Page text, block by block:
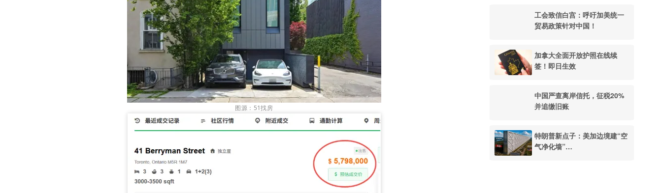
图源：51找房
工会致信白宫：呼吁加美统一
贸易政策针对中国！
加拿大全面开放护照在线续
签！即日生效
中国严查离岸信托，征税20%
并追缴旧账
特朗普新点子：美加边境建“空
气净化墙”…